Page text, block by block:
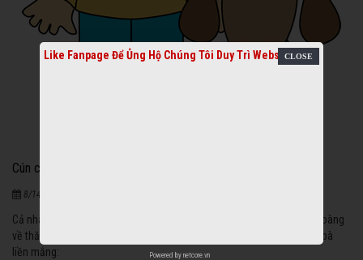
Cún chỉ có hai chân thôi
8/14/2020
Cả nhà yêu Huy Hoàng nên vẫn gọi là "cún". Lần ấy, bố mẹ cho Huy Hoàng
về thăm ông bà nội. Con chó nhà bà thấy người lạ thì quắng lên sủa, bà
liền mắng:
Like Fanpage Để Ủng Hộ Chúng Tôi Duy Trì Website
Powered by netcore.vn